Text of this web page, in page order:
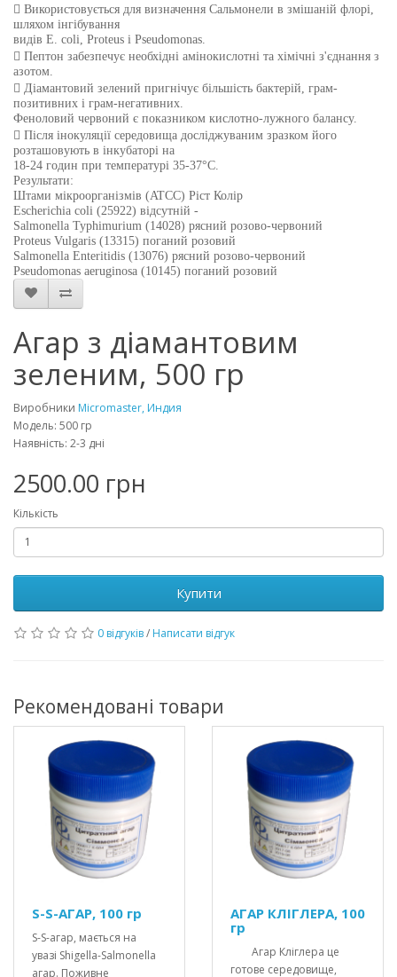
 Використовується для визначення Сальмонели в змішаній флорі,
шляхом інгібування
видів E. coli, Proteus і Pseudomonas.
 Пептон забезпечує необхідні амінокислотні та хімічні з'єднання з
азотом.
 Діамантовий зелений пригнічує більшість бактерій, грам-
позитивних і грам-негативних.
Феноловий червоний є показником кислотно-лужного балансу.
 Після інокуляції середовища досліджуваним зразком його
розташовують в інкубаторі на
18-24 годин при температурі 35-37°C.
Результати:
Штами мікроорганізмів (ATCC) Ріст Колір
Escherichia coli (25922) відсутній -
Salmonella Typhimurium (14028) рясний розово-червоний
Proteus Vulgaris (13315) поганий розовий
Salmonella Enteritidis (13076) рясний розово-червоний
Pseudomonas aeruginosa (10145) поганий розовий
Агар з діамантовим
зеленим, 500 гр
Виробники Micromaster, Индия
Модель: 500 гр
Наявність: 2-3 дні
2500.00 грн
Кількість
Купити
0 відгуків/ Написати відгук
Рекомендовані товари
S-S-АГАР, 100 гр
S-S-агар, мається на
увазі Shigella-Salmonella
агар. Поживне
АГАР КЛІГЛЕРА, 100
гр
Агар Кліглера це
готове середовище,